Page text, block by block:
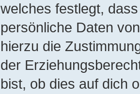
welches festlegt,
persönliche Daten
hierzu die
der
bist, ob dies auf dich